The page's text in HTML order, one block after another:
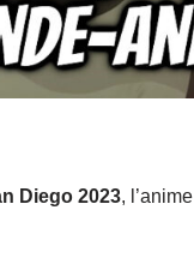
Diego 2023, l’anime